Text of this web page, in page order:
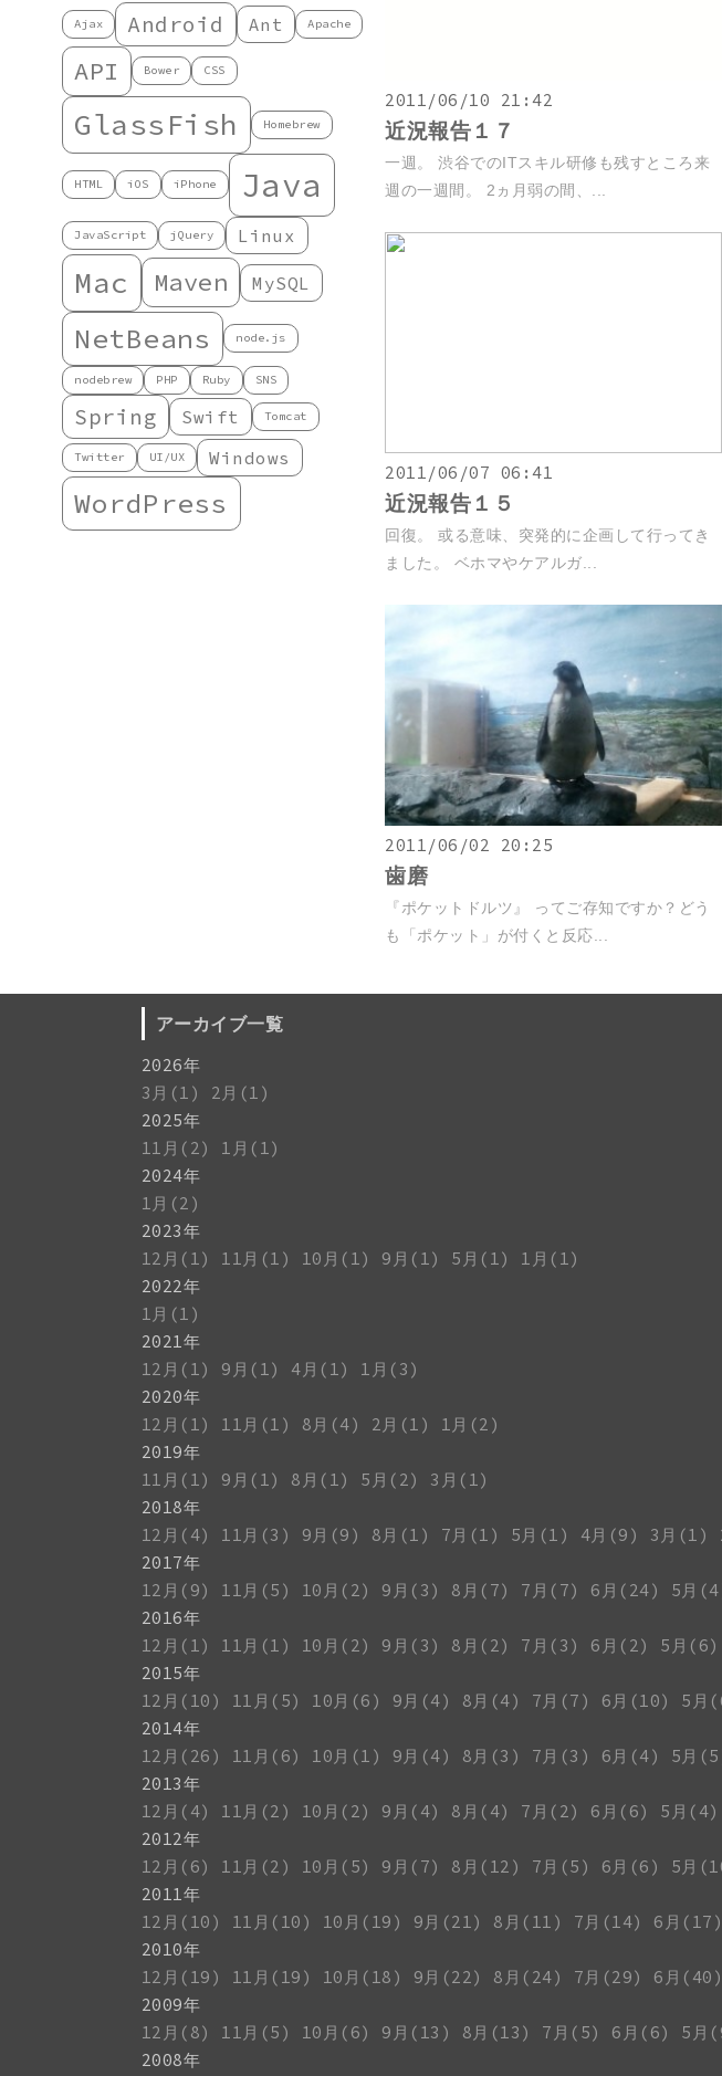
Ajax Android Ant Apache
API Bower CSS
GlassFish Homebrew
HTML iOS iPhone Java
JavaScript jQuery Linux
Mac Maven MySQL
NetBeans node.js
nodebrew PHP Ruby SNS
Spring Swift Tomcat
Twitter UI/UX Windows
WordPress
2011/06/10 21:42
近況報告１７
一週。 渋谷でのITスキル研修も残すところ来
週の一週間。 2ヵ月弱の間、...
2011/06/07 06:41
近況報告１５
回復。 或る意味、突発的に企画して行ってき
ました。 ベホマやケアルガ...
2011/06/02 20:25
歯磨
『ポケットドルツ』 ってご存知ですか？どう
も「ポケット」が付くと反応...
アーカイブ一覧
2026年
3月(1)
2月(1)
2025年
11月(2)
1月(1)
2024年
1月(2)
2023年
12月(1)
11月(1) 10月(1) 9月(1) 5月(1)
1月(1)
2022年
1月(1)
2021年
12月(1)
9月(1) 4月(1)
1月(3)
2020年
12月(1)
11月(1) 8月(4) 2月(1)
1月(2)
2019年
11月(1)
9月(1) 8月(1) 5月(2)
3月(1)
2018年
12月(4)
11月(3) 9月(9) 8月(1) 7月(1) 5月(1) 4月(9) 3月(1)
2017年
12月(9)
11月(5) 10月(2) 9月(3) 8月(7) 7月(7) 6月(24) 5月
2016年
12月(1)
11月(1) 10月(2) 9月(3) 8月(2) 7月(3) 6月(2) 5月(6)
2015年
12月(10)
11月(5) 10月(6) 9月(4) 8月(4) 7月(7) 6月(10) 5月
2014年
12月(26)
11月(6) 10月(1) 9月(4) 8月(3) 7月(3) 6月(4) 5月
2013年
12月(4)
11月(2) 10月(2) 9月(4) 8月(4) 7月(2) 6月(6) 5月(4)
2012年
12月(6)
11月(2) 10月(5) 9月(7) 8月(12) 7月(5) 6月(6) 5月
2011年
12月(10)
11月(10) 10月(19) 9月(21) 8月(11) 7月(14) 6月(17)
2010年
12月(19)
11月(19) 10月(18) 9月(22) 8月(24) 7月(29) 6月(40)
2009年
12月(8)
11月(5) 10月(6) 9月(13) 8月(13) 7月(5) 6月(6) 5月
2008年